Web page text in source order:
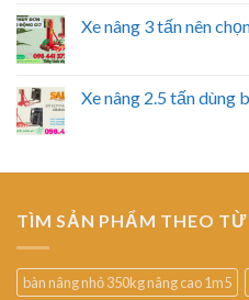
Xe nâng 3 tấn nên
Xe nâng 2.5 tấn dùng
TÌM SẢN PHẨM THEO
bàn nâng nhỏ 350kg nâng cao 1m5